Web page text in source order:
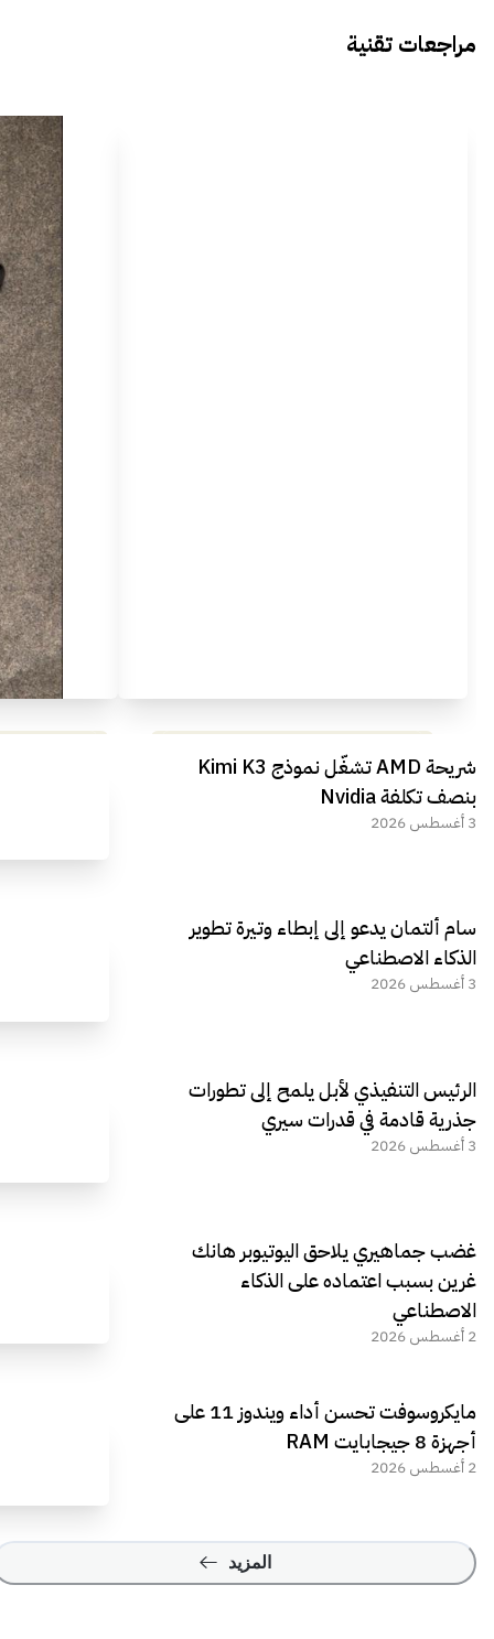
مراجعات تقنية
مراجعة شاملة لعملاق الألعاب
الجديد REDMAGIC 11 AIR
شريحة AMD تشغّل نموذج Kimi K3
بنصف تكلفة Nvidia
3 أغسطس 2026
سام ألتمان يدعو إلى إبطاء وتيرة تطوير
الذكاء الاصطناعي
3 أغسطس 2026
الرئيس التنفيذي لأبل يلمح إلى تطورات
جذرية قادمة في قدرات سيري
3 أغسطس 2026
غضب جماهيري يلاحق اليوتيوبر هانك
غرين بسبب اعتماده على الذكاء
الاصطناعي
2 أغسطس 2026
مايكروسوفت تحسن أداء ويندوز 11 على
أجهزة 8 جيجابايت RAM
2 أغسطس 2026
المزيد